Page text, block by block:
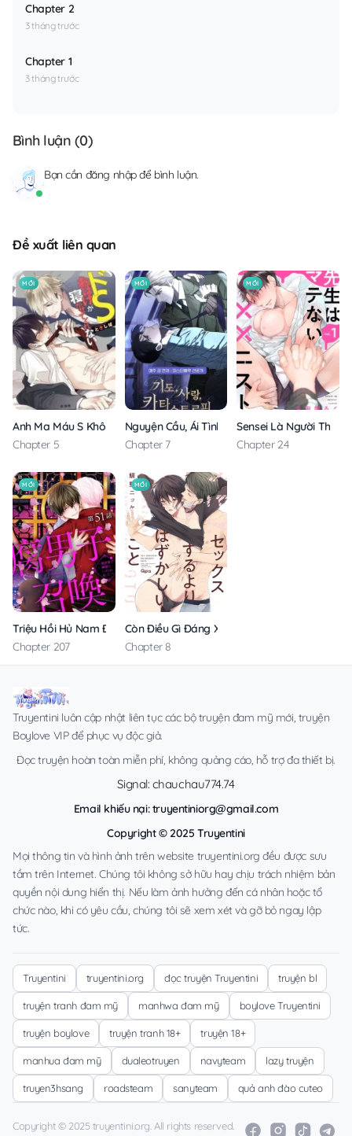
Chapter 2
3 tháng trước
Chapter 1
3 tháng trước
Bình luận (0)
Bạn cần đăng nhậpđể bình luận.
Đề xuất liên quan
MỚI
Anh Ma Máu S Không Cho Tôi Ngủ Yên
Chapter 5
MỚI
Nguyện Cầu, Ái Tình, Tai Ương
Chapter 7
MỚI
Sensei Là Người Thích
Chapter 24
MỚI
Triệu Hồi Hủ Nam Đến Thế Giới Khác
Chapter 207
MỚI
Còn Điều Gì Đáng Xấu Hổ Hơn Sex?
Chapter 8
Truyentini luôn cập nhật liên tục các bộ truyện đam mỹ mới, truyện
Boylove VIP để phục vụ độc giả.
Đọc truyện hoàn toàn miễn phí, không quảng cáo, hỗ trợ đa thiết bị.
Signal: chauchau774.74
Email khiếu nại:truyentiniorg@gmail.com
Copyright © 2025 Truyentini
Mọi thông tin và hình ảnh trên website truyentini.org đều được sưu
tầm trên Internet. Chúng tôi không sở hữu hay chịu trách nhiệm bản
quyền nội dung hiển thị. Nếu làm ảnh hưởng đến cá nhân hoặc tổ
chức nào, khi có yêu cầu, chúng tôi sẽ xem xét và gỡ bỏ ngay lập
tức.
Truyentini truyentini.org đọc truyện Truyentini truyện bl
truyện tranh đam mỹ manhwa đam mỹ boylove Truyentini
truyện boylove truyện tranh 18+ truyện 18+
manhua đam mỹ dualeotruyen navyteam lazy truyện
truyen3hsang roadsteam sanyteam quả anh đào cuteo
Copyright © 2025 truyentini.org. All rights reserved.